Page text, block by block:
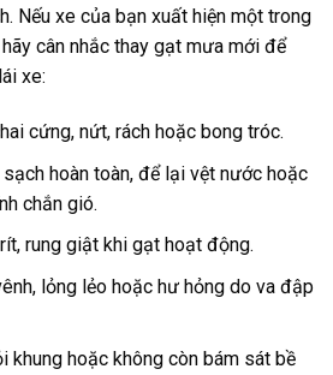
Nếu xe của bạn xuất hiện một trong
cân nhắc thay gạt mưa mới để
xe:
cứng, nứt, rách hoặc bong tróc.
hoàn toàn, để lại vệt nước hoặc
chắn gió.
rung giật khi gạt hoạt động.
lỏng lẻo hoặc hư hỏng do va đập
khung hoặc không còn bám sát bề